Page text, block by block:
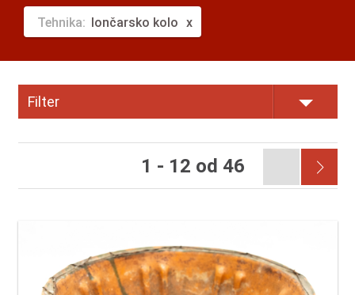
Tehnika: lončarsko kolo
Filter
1 - 12 od 46